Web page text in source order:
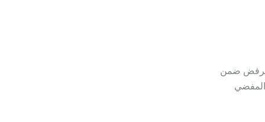
الرفض ضمن
العمد المفضي